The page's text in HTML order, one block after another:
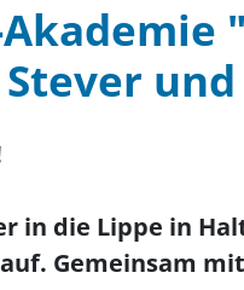
in die Lippe in
Gemeinsam